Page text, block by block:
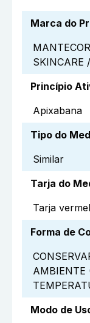
Marca do
SKINCARE
Princípio
Apixabana
Tipo do
Similar
Tarja do
Tarja
Forma de
AMBIENTE
Modo de